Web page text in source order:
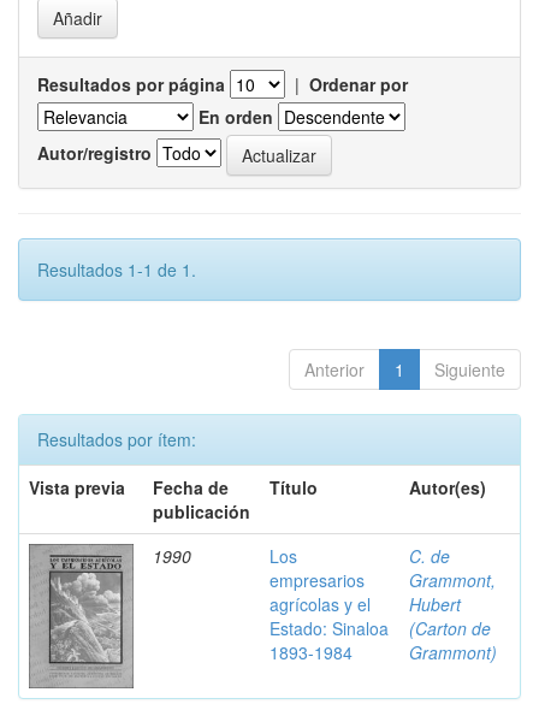
Resultados por página | Ordenar por
En orden
Autor/registro
Resultados 1-1 de 1.
Anterior 1 Siguiente
Resultados por ítem:
Vista previa
Fecha de
publicación
Título Autor(es)
1990
Los
empresarios
agrícolas y el
Estado: Sinaloa
1893-1984
C. de
Grammont,
Hubert
(Carton de
Grammont)